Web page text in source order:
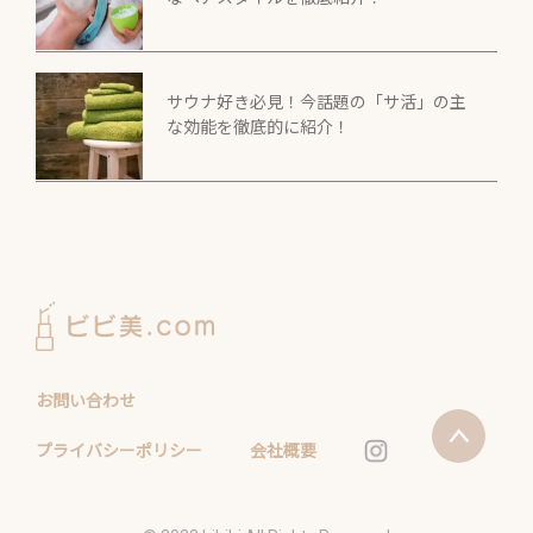
サウナ好き必見！今話題の「サ活」の主
な効能を徹底的に紹介！
お問い合わせ
プライバシーポリシー 会社概要